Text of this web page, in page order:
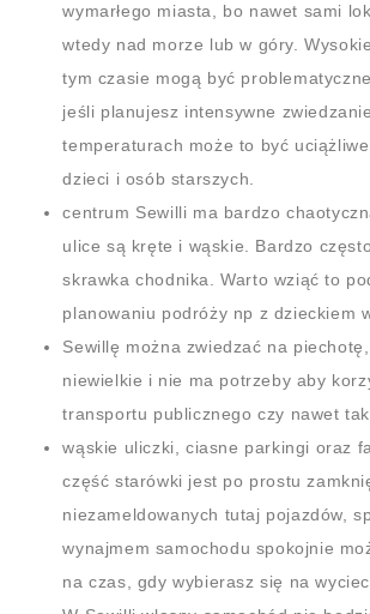
wymarłego miasta, bo nawet sami
wtedy nad morze lub w góry.
tym czasie mogą być problematyczne
jeśli planujesz intensywne
temperaturach może to być
dzieci i osób starszych.
centrum Sewilli ma bardzo
ulice są kręte i wąskie. Bardzo
skrawka chodnika. Warto wziąć to
planowaniu podróży np z dzieckiem
Sewillę można zwiedzać na piechotę,
niewielkie i nie ma potrzeby aby
transportu publicznego czy nawet
wąskie uliczki, ciasne parkingi oraz
część starówki jest po prostu
niezameldowanych tutaj pojazdów,
wynajmem samochodu spokojnie
na czas, gdy wybierasz się na